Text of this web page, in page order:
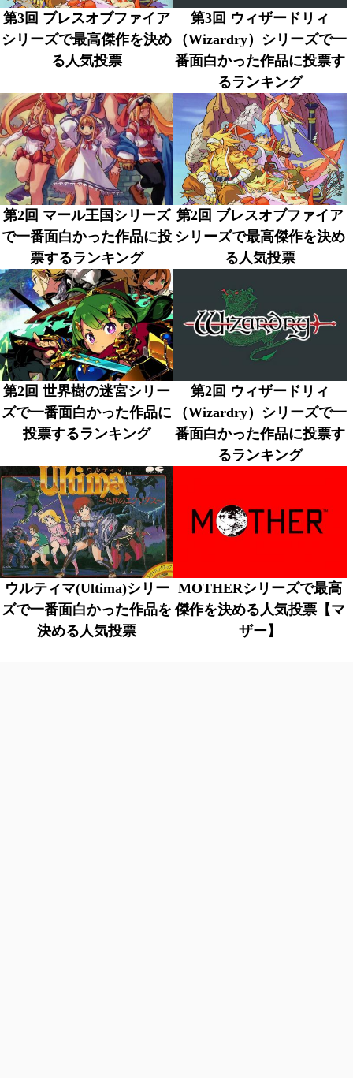
第3回 ブレスオブファイア
シリーズで最高傑作を決め
る人気投票
第3回 ウィザードリィ
（Wizardry）シリーズで一
番面白かった作品に投票す
るランキング
第2回 マール王国シリーズ
で一番面白かった作品に投
票するランキング
第2回 ブレスオブファイア
シリーズで最高傑作を決め
る人気投票
第2回 世界樹の迷宮シリー
ズで一番面白かった作品に
投票するランキング
第2回 ウィザードリィ
（Wizardry）シリーズで一
番面白かった作品に投票す
るランキング
ウルティマ(Ultima)シリー
ズで一番面白かった作品を
決める人気投票
MOTHERシリーズで最高
傑作を決める人気投票【マ
ザー】